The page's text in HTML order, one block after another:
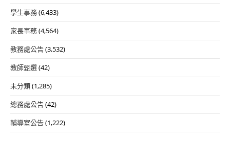
學生事務(6,433)
家長事務(4,564)
教務處公告(3,532)
教師甄選(42)
未分類(1,285)
總務處公告(42)
輔導室公告(1,222)